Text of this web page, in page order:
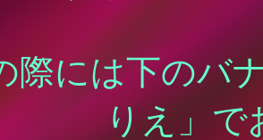
際には下のバ
りえ」で